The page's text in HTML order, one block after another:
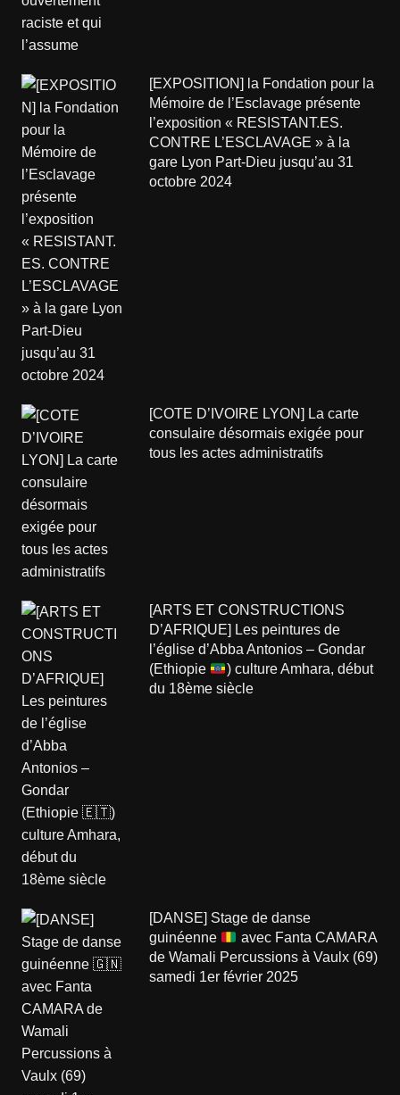
[EXPOSITION] la Fondation pour la
Mémoire de l’Esclavage présente
l’exposition « RESISTANT.ES.
CONTRE L’ESCLAVAGE » à la
gare Lyon Part-Dieu jusqu’au 31
octobre 2024
[COTE D’IVOIRE LYON] La carte
consulaire désormais exigée pour
tous les actes administratifs
[ARTS ET CONSTRUCTIONS
D’AFRIQUE] Les peintures de
l’église d’Abba Antonios – Gondar
(Ethiopie
) culture Amhara, début
du 18ème siècle
[DANSE] Stage de danse
guinéenne
avec Fanta CAMARA
de Wamali Percussions à Vaulx (69)
samedi 1er février 2025